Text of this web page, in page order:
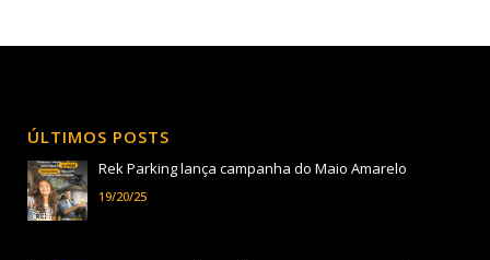
ÚLTIMOS POSTS
Rek Parking lança campanha do Maio Amarelo
19/20/25